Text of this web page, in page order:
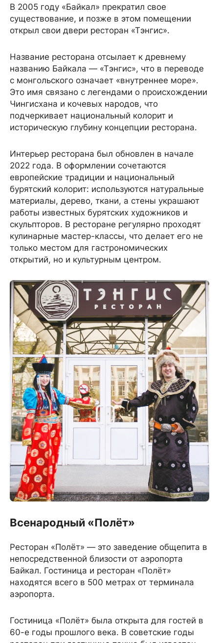
В 2005 году «Байкал» прекратил свое
существование, и позже в этом помещении
открыл свои двери ресторан «Тэнгис».
Название ресторана отсылает к древнему
названию Байкала — «Тэнгис», что в переводе
с монгольского означает «внутреннее море».
Это имя связано с легендами о происхождении
Чингисхана и кочевых народов, что
подчеркивает национальный колорит и
историческую глубину концепции ресторана.
Интерьер ресторана был обновлен в начале
2022 года. В оформлении сочетаются
европейские традиции и национальный
бурятский колорит: используются натуральные
материалы, дерево, ткани, а стены украшают
работы известных бурятских художников и
скульпторов. В ресторане регулярно проходят
кулинарные мастер-классы, что делает его не
только местом для гастрономических
открытий, но и культурным центром.
Всенародный «Полёт»
Ресторан «Полёт» — это заведение общепита в
непосредственной близости от аэропорта
Байкал. Гостиница и ресторан «Полёт»
находятся всего в 500 метрах от терминала
аэропорта.
Гостиница «Полёт» была открыта для гостей в
60-е годы прошлого века. В советские годы